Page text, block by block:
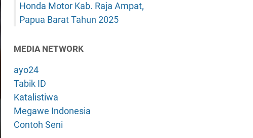
Honda Motor Kab. Raja Ampat,
Papua Barat Tahun 2025
MEDIA NETWORK
ayo24
Tabik ID
Katalistiwa
Megawe Indonesia
Contoh Seni